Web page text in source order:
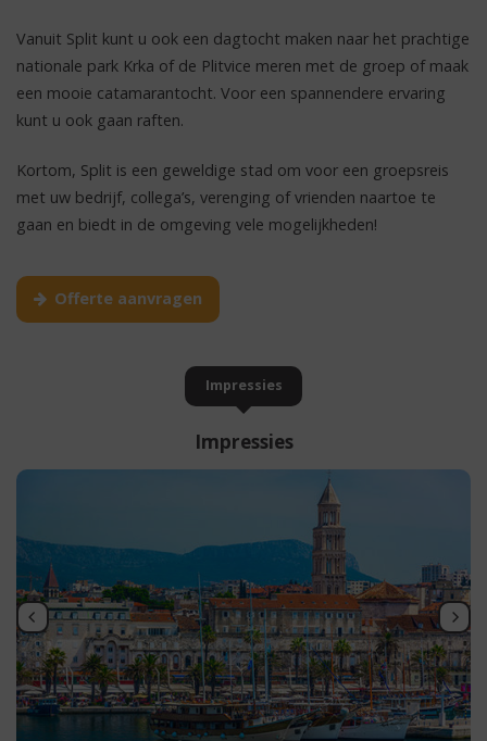
Vanuit Split kunt u ook een dagtocht maken naar het prachtige
nationale park Krka of de Plitvice meren met de groep of maak
een mooie catamarantocht. Voor een spannendere ervaring
kunt u ook gaan raften.
Kortom, Split is een geweldige stad om voor een groepsreis
met uw bedrijf, collega’s, verenging of vrienden naartoe te
gaan en biedt in de omgeving vele mogelijkheden!
Offerte aanvragen
Impressies
Impressies